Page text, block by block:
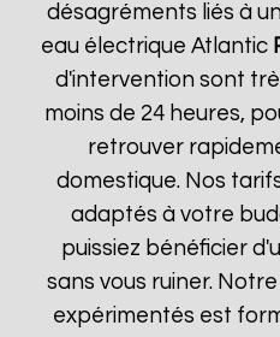
désagréments liés à
eau électrique Atlantic
d'intervention sont
moins de 24 heures,
retrouver
domestique. Nos
adaptés à votre
puissiez bénéficier
sans vous ruiner.
expérimentés est